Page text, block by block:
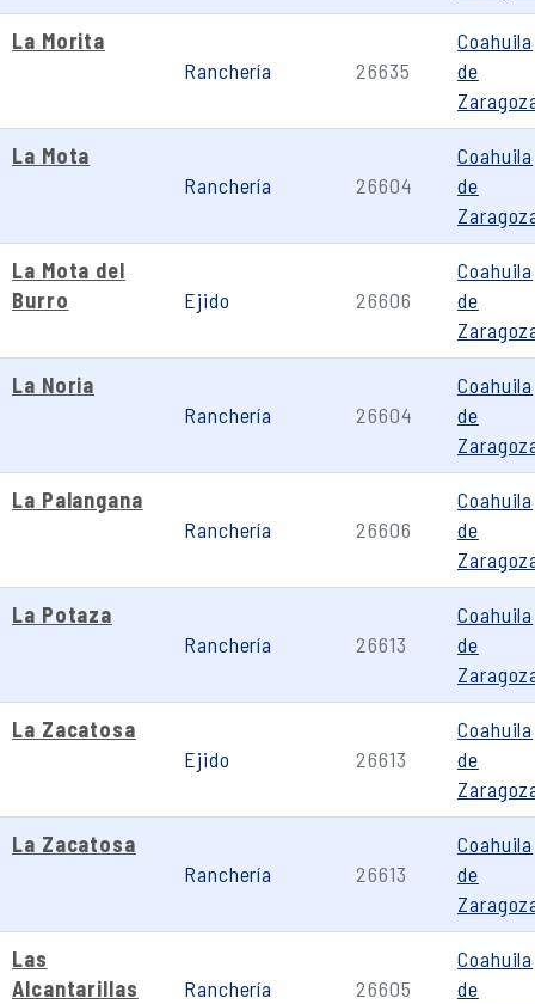
La Morita
Ranchería
26635
Coahuila
de
La Mota
Ranchería
26604
Coahuila
de
La Mota del
Burro
Ejido 26606
Coahuila
de
La Noria
Ranchería
26604
Coahuila
de
La Palangana
Ranchería
26606
Coahuila
de
La Potaza
Ranchería
26613
Coahuila
de
La Zacatosa
Ejido
26613
Coahuila
de
La Zacatosa
Ranchería
26613
Coahuila
de
Las
Alcantarillas
Ranchería 26605
Coahuila
de